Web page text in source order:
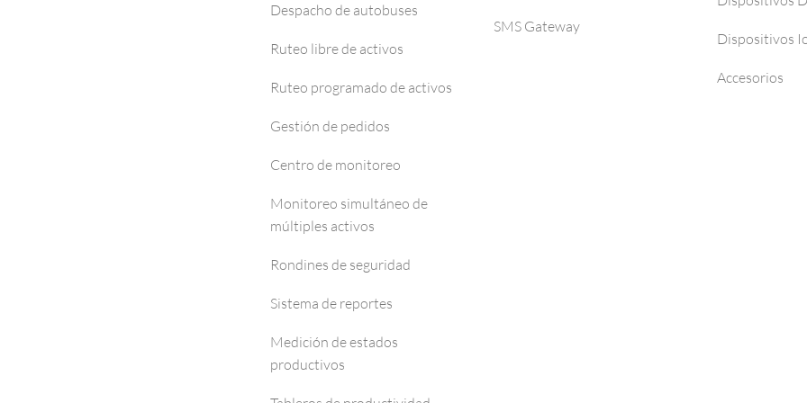
Despacho de autobuses
Ruteo libre de activos
Ruteo programado de activos
Gestión de pedidos
Centro de monitoreo
Monitoreo simultáneo de
múltiples activos
Rondines de seguridad
Sistema de reportes
Medición de estados
productivos
SMS Gateway
Dispositivos
Accesorios